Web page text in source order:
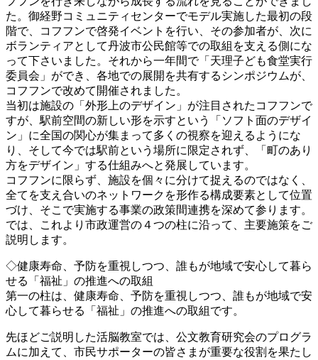
た。御経野コミュニティセンターでモデル実施した最初の段
階で、コフフンで啓発イベントを行い、その参加者が、次に
ボランティアとして丹波市公民館等での取組を支える側にな
って下さいました。それから一年間で「天理子ども食堂実行
委員会」ができ、各地での展開を共有するシンポジウムが、
コフフンで改めて開催されました。
当初は施設の「外形上のデザイン」が注目されたコフフンで
すが、駅前空間の新しい形を示すという「ソフト面のデザイ
ン」に全国の関心が集まって多くの視察を迎えるようにな
り、そして今では駅前という場所に限定されず、「町のあり
方をデザイン」する仕組みへと発展しています。
コフフンに限らず、施設を個々に分けて捉えるのではなく、
全てを支え合いのネットワークを形作る構成要素として位置
づけ、そこで実施する事業の政策間連携を深めて参ります。
では、これより市政運営の４つの柱に沿って、主要施策をご
説明します。
◇健康寿命、予防を重視しつつ、誰もが地域で安心して暮ら
せる「福祉」の推進への取組
第一の柱は、健康寿命、予防を重視しつつ、誰もが地域で安
心して暮らせる「福祉」の推進への取組です。
先ほどご説明した活脳教室では、公文教育研究会のプログラ
ムに加えて、市民サポーターの皆さまが重要な役割を果たし